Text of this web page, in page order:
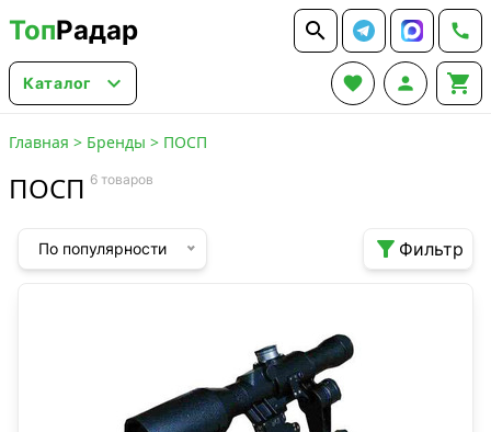
ТопРадар  
Каталог    
Главная > Бренды > ПОСП
ПОСП 6 товаров
По популярности  Фильтр